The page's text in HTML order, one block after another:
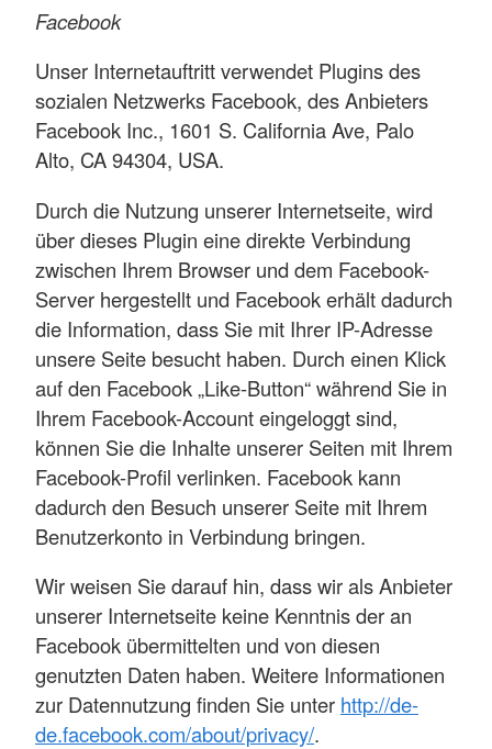
Facebook
Unser Internetauftritt verwendet Plugins des
sozialen Netzwerks Facebook, des Anbieters
Facebook Inc., 1601 S. California Ave, Palo
Alto, CA 94304, USA.
Durch die Nutzung unserer Internetseite, wird
über dieses Plugin eine direkte Verbindung
zwischen Ihrem Browser und dem Facebook-
Server hergestellt und Facebook erhält dadurch
die Information, dass Sie mit Ihrer IP-Adresse
unsere Seite besucht haben. Durch einen Klick
auf den Facebook „Like-Button“ während Sie in
Ihrem Facebook-Account eingeloggt sind,
können Sie die Inhalte unserer Seiten mit Ihrem
Facebook-Profil verlinken. Facebook kann
dadurch den Besuch unserer Seite mit Ihrem
Benutzerkonto in Verbindung bringen.
Wir weisen Sie darauf hin, dass wir als Anbieter
unserer Internetseite keine Kenntnis der an
Facebook übermittelten und von diesen
genutzten Daten haben. Weitere Informationen
zur Datennutzung finden Sie unter http://de-
de.facebook.com/about/privacy/.